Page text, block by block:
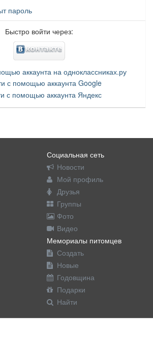
пароль
Быстро войти через:
Социальная сеть
Новости
Мой профиль
Друзья
Группы
Фото
Видео
Мемориалы питомцев
Создать
Новые
Годовщина
Подарки
Найти